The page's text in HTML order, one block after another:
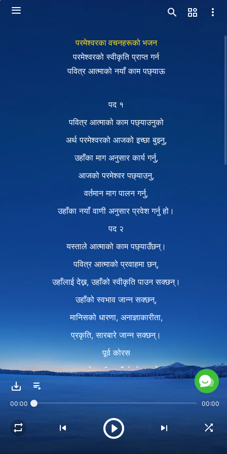
परमेश्‍वरका वचनहरूको भजन
परमेश्‍वरको स्वीकृति प्राप्त गर्न
पवित्र आत्माको नयाँ काम पछ्याऊ
पद १
पवित्र आत्माको काम पछ्याउनुको
अर्थ परमेश्‍वरको आजको इच्छा बुझ्नु,
उहाँका माग अनुसार कार्य गर्नु,
आजको परमेश्‍वर पछ्याउनु,
वर्तमान माग पालन गर्नु,
उहाँका नयाँ वाणी अनुसार प्रवेश गर्नु हो।
पद २
यस्ताले आत्माको काम पछ्याउँछन्।
पवित्र आत्माको प्रवाहमा छन्,
उहाँलाई देख्न, उहाँको स्वीकृति पाउन सक्छन्।
उहाँको स्वभाव जान्न सक्छन्,
मानिसको धारणा, अनाज्ञाकारीता,
प्रकृति, सारबारे जान्न सक्छन्।
पूर्व कोरस
यसको साथै, उहाँको सेवा गर्दा
कोरस
यस्ता मानिसमात्र परमेश्‍वरलाई प्राप्त
गर्न सक्षम हुन्छन्।
00:00 00:00